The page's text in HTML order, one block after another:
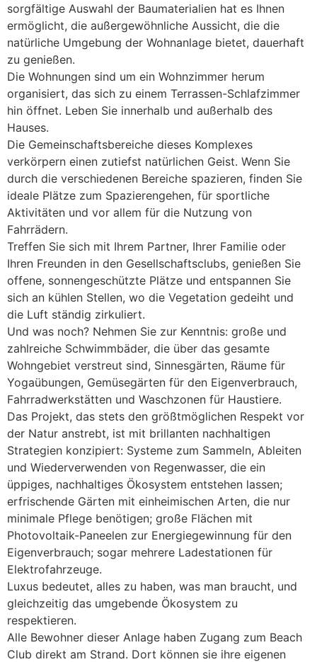
sorgfältige Auswahl der Baumaterialien hat es Ihnen
ermöglicht, die außergewöhnliche Aussicht, die die
natürliche Umgebung der Wohnanlage bietet, dauerhaft
zu genießen.
Die Wohnungen sind um ein Wohnzimmer herum
organisiert, das sich zu einem Terrassen-Schlafzimmer
hin öffnet. Leben Sie innerhalb und außerhalb des
Hauses.
Die Gemeinschaftsbereiche dieses Komplexes
verkörpern einen zutiefst natürlichen Geist. Wenn Sie
durch die verschiedenen Bereiche spazieren, finden Sie
ideale Plätze zum Spazierengehen, für sportliche
Aktivitäten und vor allem für die Nutzung von
Fahrrädern.
Treffen Sie sich mit Ihrem Partner, Ihrer Familie oder
Ihren Freunden in den Gesellschaftsclubs, genießen Sie
offene, sonnengeschützte Plätze und entspannen Sie
sich an kühlen Stellen, wo die Vegetation gedeiht und
die Luft ständig zirkuliert.
Und was noch? Nehmen Sie zur Kenntnis: große und
zahlreiche Schwimmbäder, die über das gesamte
Wohngebiet verstreut sind, Sinnesgärten, Räume für
Yogaübungen, Gemüsegärten für den Eigenverbrauch,
Fahrradwerkstätten und Waschzonen für Haustiere.
Das Projekt, das stets den größtmöglichen Respekt vor
der Natur anstrebt, ist mit brillanten nachhaltigen
Strategien konzipiert: Systeme zum Sammeln, Ableiten
und Wiederverwenden von Regenwasser, die ein
üppiges, nachhaltiges Ökosystem entstehen lassen;
erfrischende Gärten mit einheimischen Arten, die nur
minimale Pflege benötigen; große Flächen mit
Photovoltaik-Paneelen zur Energiegewinnung für den
Eigenverbrauch; sogar mehrere Ladestationen für
Elektrofahrzeuge.
Luxus bedeutet, alles zu haben, was man braucht, und
gleichzeitig das umgebende Ökosystem zu
respektieren.
Alle Bewohner dieser Anlage haben Zugang zum Beach
Club direkt am Strand. Dort können sie ihre eigenen